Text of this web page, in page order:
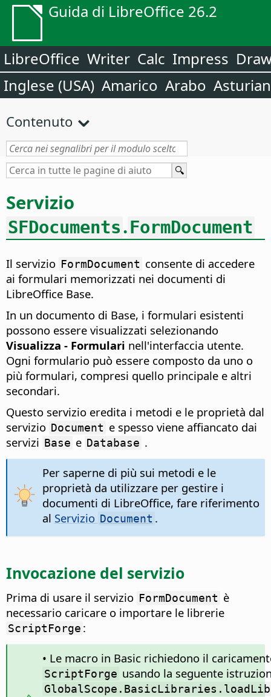
Guida di LibreOffice 26.2
LibreOffice Writer Calc Impress
Inglese (USA) Amarico Arabo
Contenuto
Servizio
SFDocuments.FormDocument
Il servizio FormDocument consente di accedere
ai formulari memorizzati nei documenti di
LibreOffice Base.
In un documento di Base, i formulari esistenti
possono essere visualizzati selezionando
Visualizza - Formulari nell'interfaccia utente.
Ogni formulario può essere composto da uno o
più formulari, compresi quello principale e altri
secondari.
Questo servizio eredita i metodi e le proprietà dal
servizio Document e spesso viene affiancato dai
servizi Base e Database .
Per saperne di più sui metodi e le
proprietà da utilizzare per gestire i
documenti di LibreOffice, fare riferimento
al Servizio Document .
Invocazione del servizio
Prima di usare il servizio FormDocument è
necessario caricare o importare le librerie
ScriptForge :
• Le macro in Basic richiedono il
ScriptForge usando la seguente